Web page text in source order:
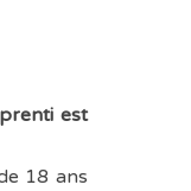
est
18 ans